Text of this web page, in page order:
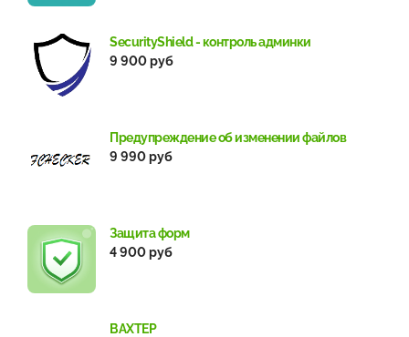
SecurityShield - контроль админки
9 900 руб
Предупреждение об изменении файлов
9 990 руб
Защита форм
4 900 руб
ВАХТЕР